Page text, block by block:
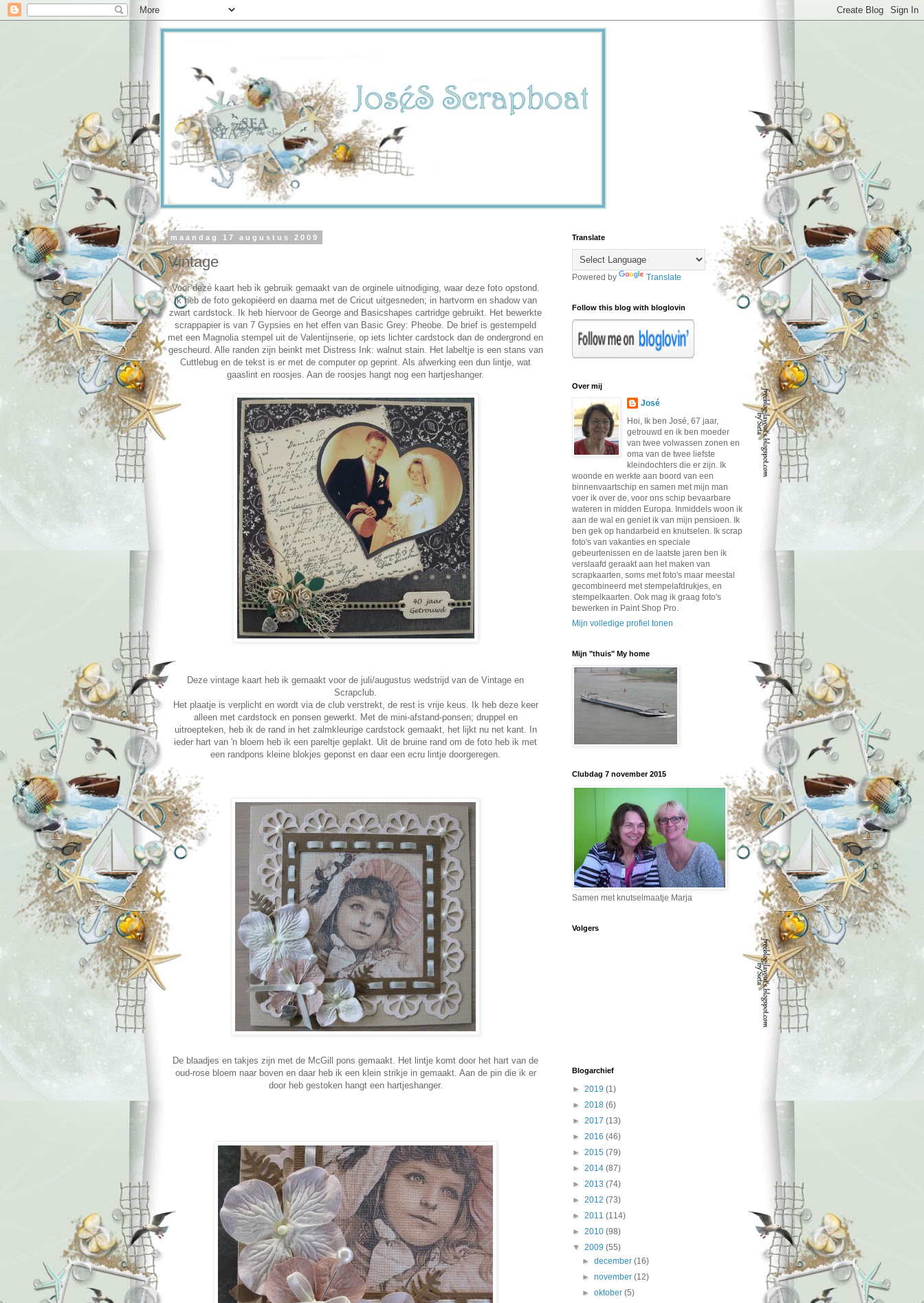
maandag 17 augustus 2009
Vintage
Voor deze kaart heb ik gebruik gemaakt van de orginele uitnodiging, waar deze foto opstond.
Ik heb de foto gekopiëerd en daarna met de Cricut uitgesneden; in hartvorm en shadow van
zwart cardstock. Ik heb hiervoor de George and Basicshapes cartridge gebruikt. Het bewerkte
scrappapier is van 7 Gypsies en het effen van Basic Grey: Pheobe. De brief is gestempeld
met een Magnolia stempel uit de Valentijnserie, op iets lichter cardstock dan de ondergrond en
gescheurd. Alle randen zijn beinkt met Distress Ink: walnut stain. Het labeltje is een stans van
Cuttlebug en de tekst is er met de computer op geprint. Als afwerking een dun lintje, wat
gaaslint en roosjes. Aan de roosjes hangt nog een hartjeshanger.
Deze vintage kaart heb ik gemaakt voor de juli/augustus wedstrijd van de Vintage en
Scrapclub.
Het plaatje is verplicht en wordt via de club verstrekt, de rest is vrije keus. Ik heb deze keer
alleen met cardstock en ponsen gewerkt. Met de mini-afstand-ponsen; druppel en
uitroepteken, heb ik de rand in het zalmkleurige cardstock gemaakt, het lijkt nu net kant. In
ieder hart van 'n bloem heb ik een pareltje geplakt. Uit de bruine rand om de foto heb ik met
een randpons kleine blokjes geponst en daar een ecru lintje doorgeregen.
De blaadjes en takjes zijn met de McGill pons gemaakt. Het lintje komt door het hart van de
oud-rose bloem naar boven en daar heb ik een klein strikje in gemaakt. Aan de pin die ik er
door heb gestoken hangt een hartjeshanger.
Translate
Powered by Translate
Follow this blog with bloglovin
Over mij
José
Hoi, Ik ben José, 67 jaar,
getrouwd en ik ben moeder
van twee volwassen zonen en
oma van de twee liefste
kleindochters die er zijn. Ik
woonde en werkte aan boord van een
binnenvaartschip en samen met mijn man
voer ik over de, voor ons schip bevaarbare
wateren in midden Europa. Inmiddels woon ik
aan de wal en geniet ik van mijn pensioen. Ik
ben gek op handarbeid en knutselen. Ik scrap
foto's van vakanties en speciale
gebeurtenissen en de laatste jaren ben ik
verslaafd geraakt aan het maken van
scrapkaarten, soms met foto's maar meestal
gecombineerd met stempelafdrukjes, en
stempelkaarten. Ook mag ik graag foto's
bewerken in Paint Shop Pro.
Mijn volledige profiel tonen
Mijn "thuis" My home
Clubdag 7 november 2015
Samen met knutselmaatje Marja
Volgers
Blogarchief
► 2019 (1)
► 2018 (6)
► 2017 (13)
► 2016 (46)
► 2015 (79)
► 2014 (87)
► 2013 (74)
► 2012 (73)
► 2011 (114)
► 2010 (98)
▼ 2009 (55)
►december(16)
►november(12)
►oktober(5)